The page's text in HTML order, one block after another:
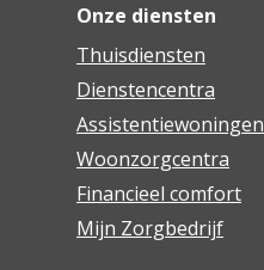
Onze diensten
Thuisdiensten
Dienstencentra
Assistentiewoningen
Woonzorgcentra
Financieel comfort
Mijn Zorgbedrijf